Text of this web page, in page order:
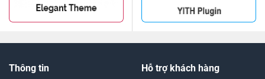
Thông tin Hỗ trợ khách hàng